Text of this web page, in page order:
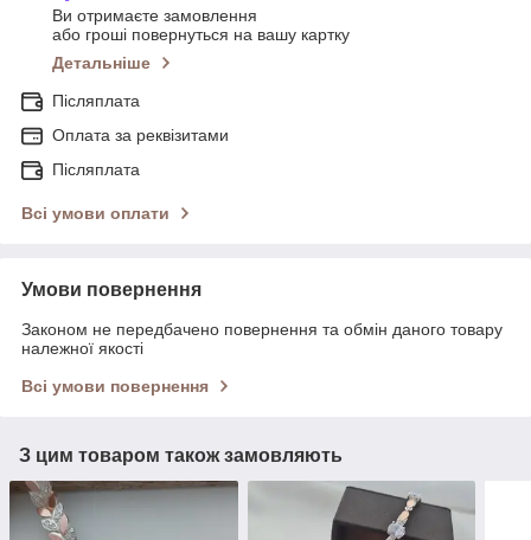
Ви отримаєте замовлення
або гроші повернуться на вашу картку
Детальніше
Післяплата
Оплата за реквізитами
Післяплата
Всі умови оплати
Умови повернення
Законом не передбачено повернення та обмін даного товару
належної якості
Всі умови повернення
З цим товаром також замовляють